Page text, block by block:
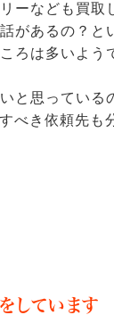
ーなども買
があるの？と
ろは多いよ
と思ってい
べき依頼先も
しています